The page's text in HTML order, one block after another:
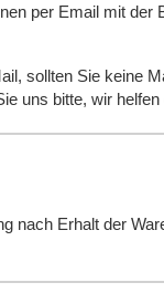
per Email mit der
sollten Sie keine
uns bitte, wir helfen
nach Erhalt der